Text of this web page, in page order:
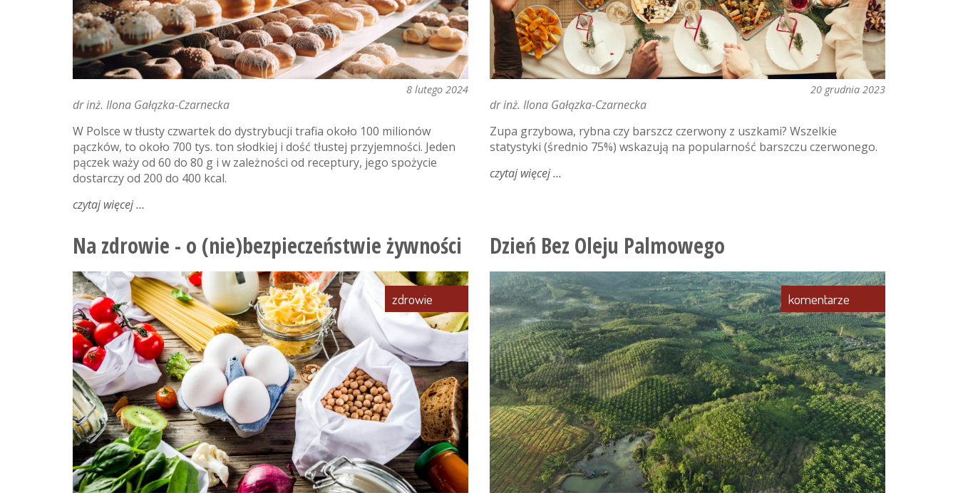
8 lutego 2024
dr inż. Ilona Gałązka-Czarnecka
W Polsce w tłusty czwartek do dystrybucji trafia około 100 milionów
pączków, to około 700 tys. ton słodkiej i dość tłustej przyjemności. Jeden
pączek waży od 60 do 80 g i w zależności od receptury, jego spożycie
dostarczy od 200 do 400 kcal.
czytaj więcejo
wszystko
o
20 grudnia 2023
dr inż. Ilona Gałązka-Czarnecka
Zupa grzybowa, rybna czy barszcz czerwony z uszkami? Wszelkie
statystyki (średnio 75%) wskazują na popularność barszczu czerwonego.
czytaj więcejo
Na zdrowie - o (nie)bezpieczeństwie żywności
zdrowie
Dzień Bez Oleju Palmowego
komentarze